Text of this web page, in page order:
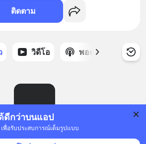
ดีกว่าบนแอป
พื่อรับประสบการณ์เต็มรูปแบบ
ติดตาม
วิดีโอ พอดแคสต์